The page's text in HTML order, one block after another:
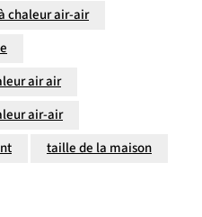
chaleur air-air
air air
air-air
taille de la maison